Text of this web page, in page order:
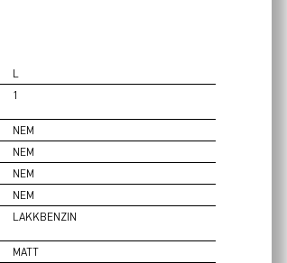
L
1
NEM
NEM
NEM
NEM
LAKKBENZIN
MATT